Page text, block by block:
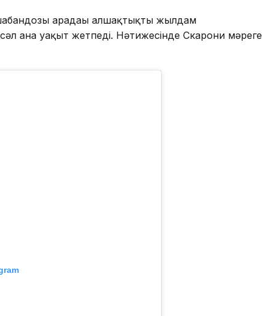
арадағы алшақтықты жылдам
ғана уақыт жетпеді. Нәтижесінде Скарони мәреге